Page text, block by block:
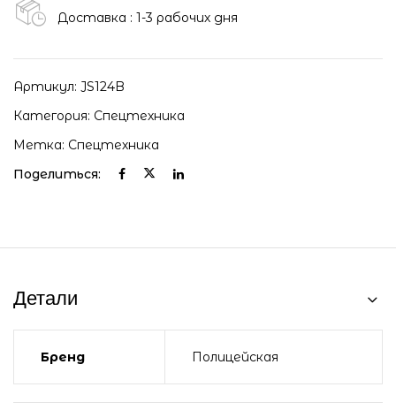
Доставка : 1-3 рабочих дня
Артикул: JS124B
Категория: Спецтехника
Метка: Спецтехника
Поделиться:
Детали
Бренд Полицейская